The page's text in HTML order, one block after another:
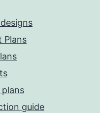
Plans
guide